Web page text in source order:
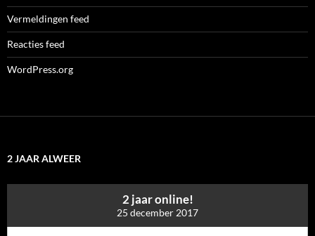
Vermeldingen feed
Reacties feed
WordPress.org
2 JAAR ALWEER
2 jaar online!
25 december 2017